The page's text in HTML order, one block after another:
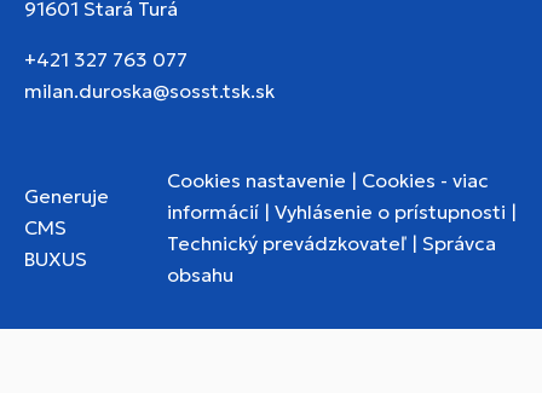
91601 Stará Turá
+421 327 763 077
milan.duroska@sosst.tsk.sk
Generuje
CMS
BUXUS
Cookies nastavenie | Cookies - viac
informácií | Vyhlásenie o prístupnosti |
Technický prevádzkovateľ | Správca
obsahu